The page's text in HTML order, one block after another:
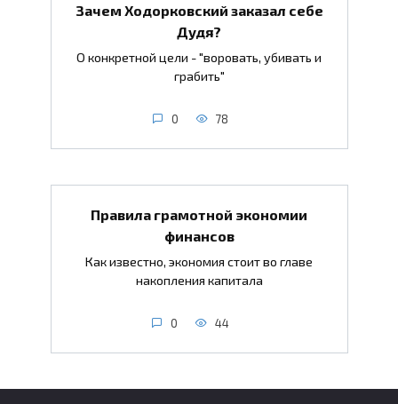
Зачем Ходорковский заказал себе
Дудя?
О конкретной цели - "воровать, убивать и
грабить"
0 78
Правила грамотной экономии
финансов
Как известно, экономия стоит во главе
накопления капитала
0 44